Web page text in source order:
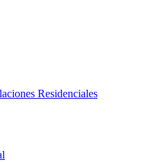
Residenciales